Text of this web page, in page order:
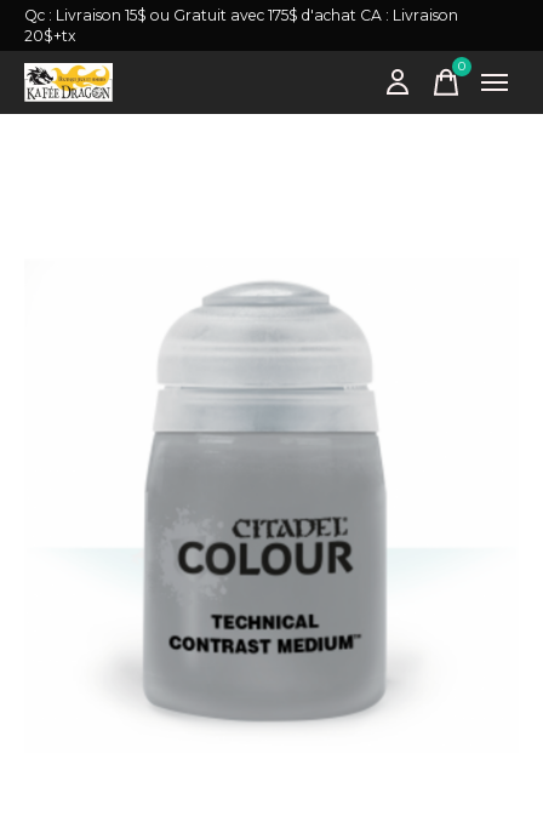
Qc : Livraison 15$ ou Gratuit avec 175$ d'achat CA : Livraison
20$+tx
0items